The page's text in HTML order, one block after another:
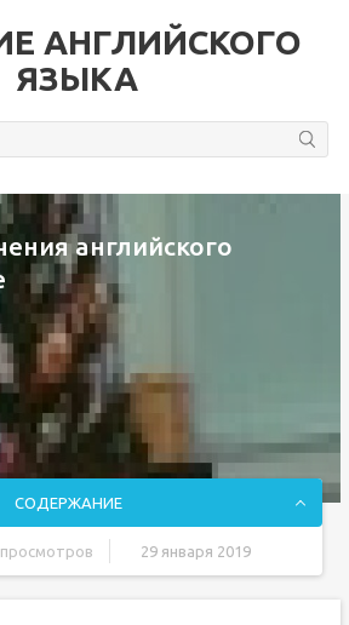
АНГЛИЙСКОГО
ЯЗЫКА
английского
СОДЕРЖАНИЕ
просмотров 29 января 2019